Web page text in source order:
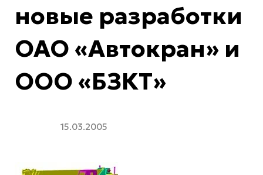
новые разработки
ОАО «Автокран» и
ООО «БЗКТ»
15.03.2005